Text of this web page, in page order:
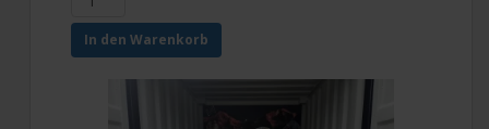
In den Warenkorb